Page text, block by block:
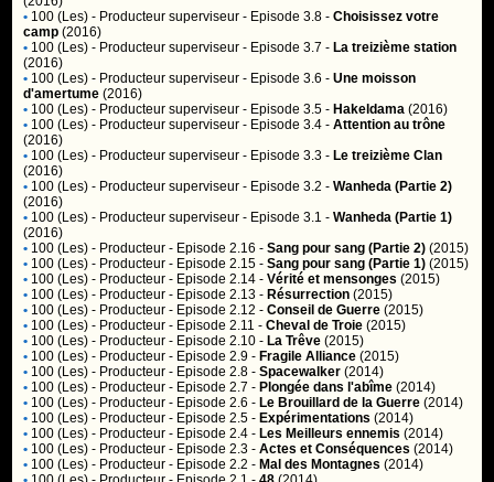
• 100 (Les) - Producteur superviseur - Episode 3.8 -Choisissez votre
camp (2016)
• 100 (Les) - Producteur superviseur - Episode 3.7 - La treizième station
(2016)
• 100 (Les) - Producteur superviseur - Episode 3.6 -Une moisson
d'amertume (2016)
• 100 (Les) - Producteur superviseur - Episode 3.5 - Hakeldama (2016)
• 100 (Les) - Producteur superviseur - Episode 3.4 -Attention au trône
(2016)
• 100 (Les) - Producteur superviseur - Episode 3.3 - Le treizième Clan
(2016)
• 100 (Les) - Producteur superviseur - Episode 3.2 -Wanheda (Partie 2)
(2016)
• 100 (Les) - Producteur superviseur - Episode 3.1 -Wanheda (Partie 1)
(2016)
• 100 (Les) - Producteur - Episode 2.16 -Sang pour sang (Partie 2) (2015)
• 100 (Les) - Producteur - Episode 2.15 -Sang pour sang (Partie 1) (2015)
• 100 (Les) - Producteur - Episode 2.14 -Vérité et mensonges (2015)
• 100 (Les) - Producteur - Episode 2.13 - Résurrection (2015)
• 100 (Les) - Producteur - Episode 2.12 -Conseil de Guerre (2015)
• 100 (Les) - Producteur - Episode 2.11 -Cheval de Troie (2015)
• 100 (Les) - Producteur - Episode 2.10 - La Trêve (2015)
• 100 (Les) - Producteur - Episode 2.9 - Fragile Alliance (2015)
• 100 (Les) - Producteur - Episode 2.8 -Spacewalker (2014)
• 100 (Les) - Producteur - Episode 2.7 - Plongée dans l'abîme (2014)
• 100 (Les) - Producteur - Episode 2.6 - Le Brouillard de la Guerre (2014)
• 100 (Les) - Producteur - Episode 2.5 - Expérimentations (2014)
• 100 (Les) - Producteur - Episode 2.4 - Les Meilleurs ennemis (2014)
• 100 (Les) - Producteur - Episode 2.3 -Actes et Conséquences (2014)
• 100 (Les) - Producteur - Episode 2.2 - Mal des Montagnes (2014)